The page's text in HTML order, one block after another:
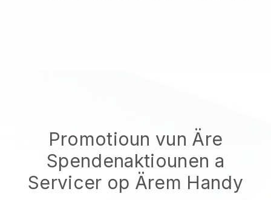
Promotioun vun Äre
Spendenaktiounen a
Servicer op Ärem Handy